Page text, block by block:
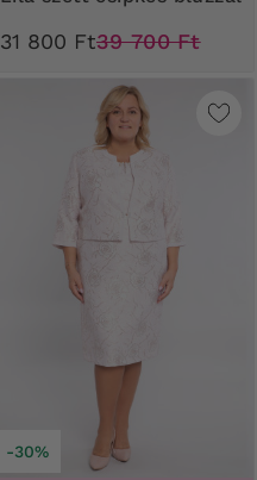
31 800 Ft39 700 Ft
-30%